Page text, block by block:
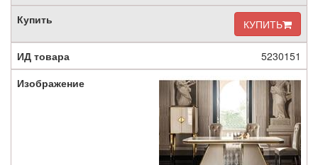
КУПИТЬ
5230151